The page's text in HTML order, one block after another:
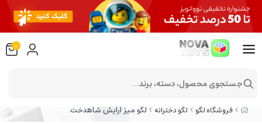
فروشگاه لگو لگو دخترانه لگو میز آرایش شاهدخت
0
جستجوی محصول، دسته، برند...